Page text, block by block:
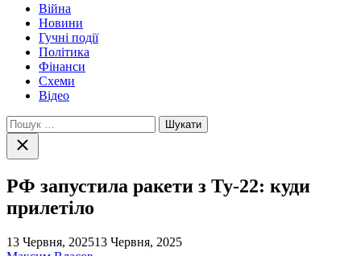
Війна
Новини
Гучні події
Політика
Фінанси
Схеми
Відео
Пошук:
Закрити
пошук
РФ запустила ракети з Ту-22: куди
прилетіло
13 Червня, 202513 Червня, 2025